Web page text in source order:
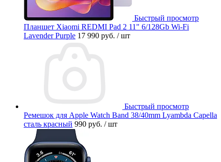
Быстрый просмотр
Планшет Xiaomi REDMI Pad 2 11" 6/128Gb Wi-Fi
Lavender Purple 17 990 руб. / шт
Быстрый просмотр
Ремешок для Apple Watch Band 38/40mm Lyambda Capella
сталь красный 990 руб. / шт